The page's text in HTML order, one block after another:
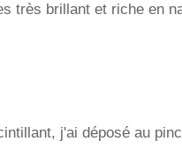
très brillant et riche en
j'ai déposé au